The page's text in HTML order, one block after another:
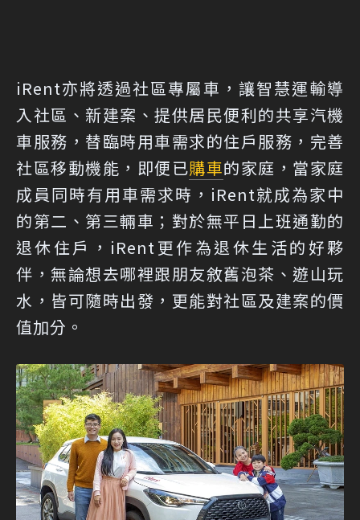
iRent亦將透過社區專屬車，讓智慧運輸導
入社區、新建案、提供居民便利的共享汽機
車服務，替臨時用車需求的住戶服務，完善
社區移動機能，即便已購車的家庭，當家庭
成員同時有用車需求時，iRent就成為家中
的第二、第三輛車；對於無平日上班通勤的
退休住戶，iRent更作為退休生活的好夥
伴，無論想去哪裡跟朋友敘舊泡茶、遊山玩
水，皆可隨時出發，更能對社區及建案的價
值加分。